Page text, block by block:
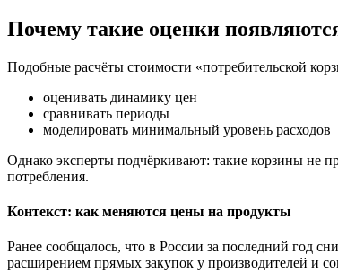
Почему такие оценки
Подобные расчёты стоимости «потребительской
оценивать динамику цен
сравнивать периоды
моделировать минимальный уровень расходов
Однако эксперты подчёркивают: такие корзины не
потребления.
Контекст: как меняются цены на продукты
Ранее сообщалось, что в России за последний год
расширением прямых закупок у производителей и